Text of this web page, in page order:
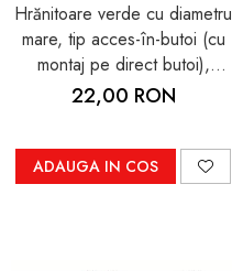
Hrănitoare verde cu diametru
mare, tip acces-în-butoi (cu
montaj pe direct butoi),
pentru păsări
22,00 RON
ADAUGA IN COS